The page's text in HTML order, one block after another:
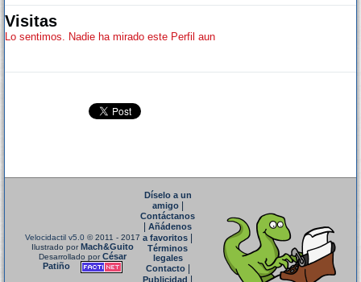
Visitas
Lo sentimos. Nadie ha mirado este Perfil aun
Velocidactil v5.0 © 2011 - 2017
Ilustrado porMach&Guito
Desarrollado porCésar
Patiño
Díselo a un
amigo|
Contáctanos
Añádenos
a favoritos
Términos
legales
Contacto|
Publicidad